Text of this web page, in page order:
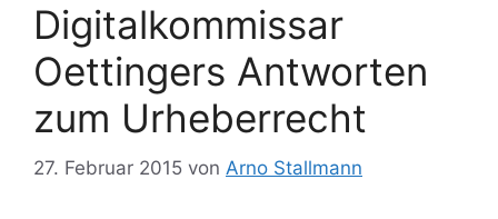
Digitalkommissar
Oettingers Antworten
zum Urheberrecht
27. Februar 2015 von Arno Stallmann